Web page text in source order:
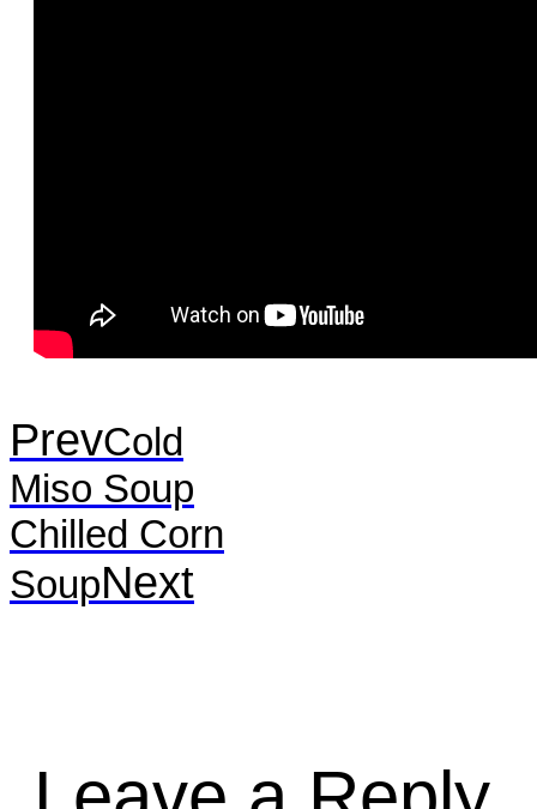
PrevCold
Miso Soup
Chilled Corn
SoupNext